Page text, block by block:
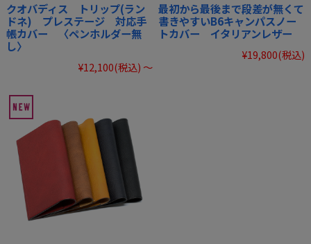
クオバディス トリップ(ラン
ドネ) プレステージ 対応手
帳カバー 〈ペンホルダー無
し〉
¥12,100(税込) ～
最初から最後まで段差が無くて
書きやすいB6キャンパスノー
トカバー イタリアンレザー
¥19,800(税込)